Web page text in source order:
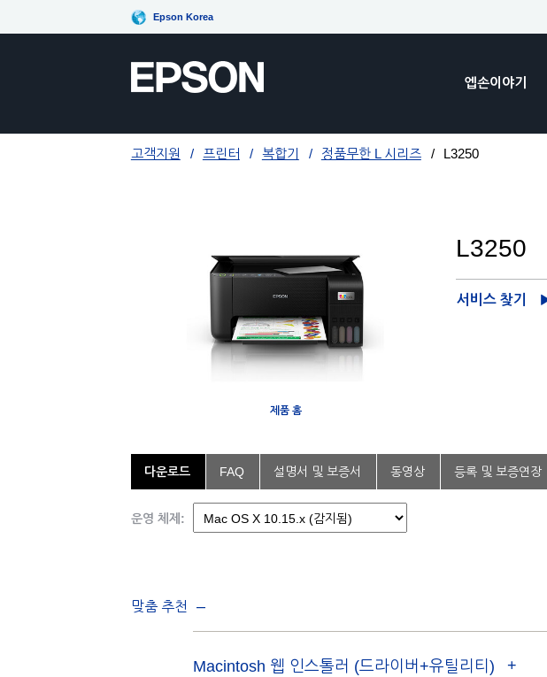
Epson Korea
엡손이야기
고객지원 프린터 복합기 정품무한 L 시리즈 L3250
제품 홈
L3250
서비스 찾기
다운로드 FAQ 설명서 및 보증서 동영상 등록 및 보증연장
운영 체제:
맞춤 추천
Macintosh 웹 인스톨러 (드라이버+유틸리티)